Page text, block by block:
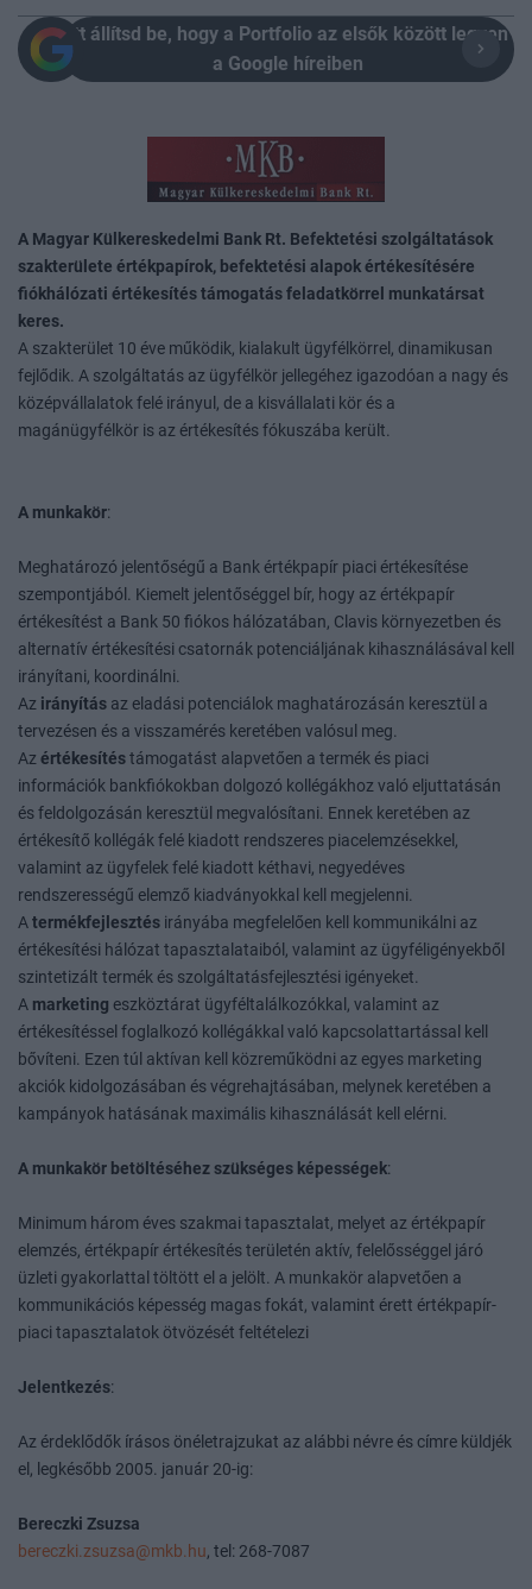
Itt állítsd be, hogy a Portfolio az elsők között legyen
a Google híreiben
A Magyar Külkereskedelmi Bank Rt. Befektetési szolgáltatások
szakterülete értékpapírok, befektetési alapok értékesítésére
fiókhálózati értékesítés támogatás feladatkörrel munkatársat
keres.
A szakterület 10 éve működik, kialakult ügyfélkörrel, dinamikusan
fejlődik. A szolgáltatás az ügyfélkör jellegéhez igazodóan a nagy és
középvállalatok felé irányul, de a kisvállalati kör és a
magánügyfélkör is az értékesítés fókuszába került.
A munkakör:
Meghatározó jelentőségű a Bank értékpapír piaci értékesítése
szempontjából. Kiemelt jelentőséggel bír, hogy az értékpapír
értékesítést a Bank 50 fiókos hálózatában, Clavis környezetben és
alternatív értékesítési csatornák potenciáljának kihasználásával kell
irányítani, koordinálni.
Az irányítás az eladási potenciálok maghatározásán keresztül a
tervezésen és a visszamérés keretében valósul meg.
Azértékesítéstámogatást alapvetően a termék és piaci
információk bankfiókokban dolgozó kollégákhoz való eljuttatásán
és feldolgozásán keresztül megvalósítani. Ennek keretében az
értékesítő kollégák felé kiadott rendszeres piacelemzésekkel,
valamint az ügyfelek felé kiadott kéthavi, negyedéves
rendszerességű elemző kiadványokkal kell megjelenni.
Atermékfejlesztés irányába megfelelően kell kommunikálni az
értékesítési hálózat tapasztalataiból, valamint az ügyféligényekből
szintetizált termék és szolgáltatásfejlesztési igényeket.
A marketing eszköztárat ügyféltalálkozókkal, valamint az
értékesítéssel foglalkozó kollégákkal való kapcsolattartással kell
bővíteni. Ezen túl aktívan kell közreműködni az egyes marketing
akciók kidolgozásában és végrehajtásában, melynek keretében a
kampányok hatásának maximális kihasználását kell elérni.
A munkakör betöltéséhez szükséges képességek:
Minimum három éves szakmai tapasztalat, melyet az értékpapír
elemzés, értékpapír értékesítés területén aktív, felelősséggel járó
üzleti gyakorlattal töltött el a jelölt. A munkakör alapvetően a
kommunikációs képesség magas fokát, valamint érett értékpapír-
piaci tapasztalatok ötvözését feltételezi
Jelentkezés:
Az érdeklődők írásos önéletrajzukat az alábbi névre és címre küldjék
el, legkésőbb 2005. január 20-ig:
Bereczki Zsuzsa
bereczki.zsuzsa@mkb.hu, tel: 268-7087